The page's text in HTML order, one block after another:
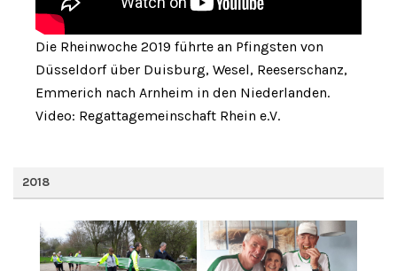
Die Rheinwoche 2019 führte an Pfingsten von
Düsseldorf über Duisburg, Wesel, Reeserschanz,
Emmerich nach Arnheim in den Niederlanden.
Video: Regattagemeinschaft Rhein e.V.
2018